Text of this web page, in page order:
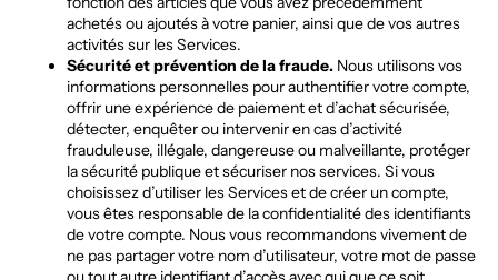
achetés ou ajoutés à votre panier, ainsi que de vos autres
activités sur les Services.
Sécurité et prévention de la fraude. Nous utilisons vos
informations personnelles pour authentifier votre compte,
offrir une expérience de paiement et d’achat sécurisée,
détecter, enquêter ou intervenir en cas d’activité
frauduleuse, illégale, dangereuse ou malveillante, protéger
la sécurité publique et sécuriser nos services. Si vous
choisissez d’utiliser les Services et de créer un compte,
vous êtes responsable de la confidentialité des identifiants
de votre compte. Nous vous recommandons vivement de
ne pas partager votre nom d’utilisateur, votre mot de passe